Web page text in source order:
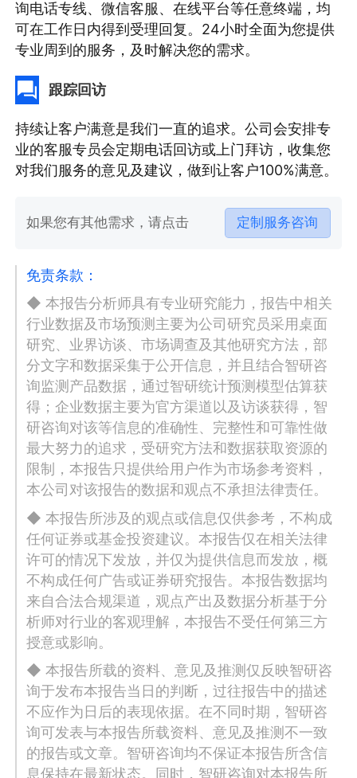
询电话专线、微信客服、在线平台等任意终端，均
可在工作日内得到受理回复。24小时全面为您提供
专业周到的服务，及时解决您的需求。
跟踪回访
持续让客户满意是我们一直的追求。公司会安排专
业的客服专员会定期电话回访或上门拜访，收集您
对我们服务的意见及建议，做到让客户100%满意。
如果您有其他需求，请点击 定制服务咨询
免责条款：
◆ 本报告分析师具有专业研究能力，报告中相关
行业数据及市场预测主要为公司研究员采用桌面
研究、业界访谈、市场调查及其他研究方法，部
分文字和数据采集于公开信息，并且结合智研咨
询监测产品数据，通过智研统计预测模型估算获
得；企业数据主要为官方渠道以及访谈获得，智
研咨询对该等信息的准确性、完整性和可靠性做
最大努力的追求，受研究方法和数据获取资源的
限制，本报告只提供给用户作为市场参考资料，
本公司对该报告的数据和观点不承担法律责任。
◆ 本报告所涉及的观点或信息仅供参考，不构成
任何证券或基金投资建议。本报告仅在相关法律
许可的情况下发放，并仅为提供信息而发放，概
不构成任何广告或证券研究报告。本报告数据均
来自合法合规渠道，观点产出及数据分析基于分
析师对行业的客观理解，本报告不受任何第三方
授意或影响。
◆ 本报告所载的资料、意见及推测仅反映智研咨
询于发布本报告当日的判断，过往报告中的描述
不应作为日后的表现依据。在不同时期，智研咨
询可发表与本报告所载资料、意见及推测不一致
的报告或文章。智研咨询均不保证本报告所含信
息保持在最新状态。同时，智研咨询对本报告所